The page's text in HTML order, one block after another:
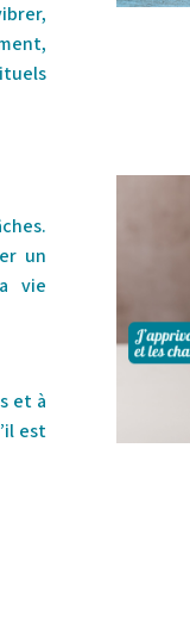
un
vie
et à
est